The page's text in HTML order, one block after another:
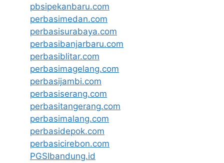
pbsipekanbaru.com
perbasimedan.com
perbasisurabaya.com
perbasibanjarbaru.com
perbasiblitar.com
perbasimagelang.com
perbasijambi.com
perbasiserang.com
perbasitangerang.com
perbasimalang.com
perbasidepok.com
perbasicirebon.com
PGSIbandung.id